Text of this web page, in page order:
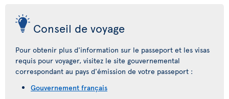
Conseil de voyage
Pour obtenir plus d'information sur le passeport et les visas
requis pour voyager, visitez le site gouvernemental
correspondant au pays d'émission de votre passeport :
Gouvernement français